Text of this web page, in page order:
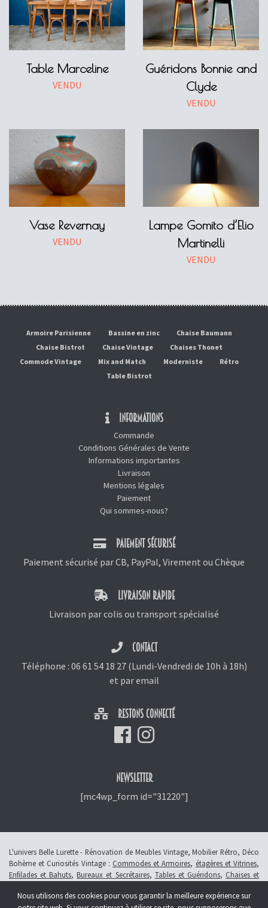
Table Marceline
VENDU
Guéridons Bonnie and
Clyde
VENDU
Vase Revernay
VENDU
Lampe Gomito d’Elio
Martinelli
VENDU
Armoire Parisienne Bassine en zinc
Chaise Baumann
Chaise Bistrot
Chaise Vintage
Chaises Thonet
Commode Vintage
Mix and Match Moderniste
Rétro
Table Bistrot
INFORMATIONS
Commande
Conditions Générales de Vente
Informations importantes
Livraison
Mentions légales
Paiement
Qui sommes-nous?
PAIEMENT SÉCURISÉ
Paiement sécurisé par CB, PayPal, Virement ou Chèque
LIVRAISON RAPIDE
Livraison par colis ou transport spécialisé
CONTACT
Téléphone : 06 61 54 18 27(Lundi-Vendredi de 10h à 18h)
et par email
RESTONS CONNECTÉ
NEWSLETTER
[mc4wp_form id="31220"]
L'univers Belle Lurette - Rénovation de Meubles Vintage, Mobilier Rétro, Déco
Bohème et Curiosités Vintage : Commodes et Armoires, étagères et Vitrines,
Enfilades et Bahuts,Bureaux et Secrétaires, Tables et Guéridons, Chaises et
Nous utilisons des cookies pour vous garantir la meilleure expérience sur